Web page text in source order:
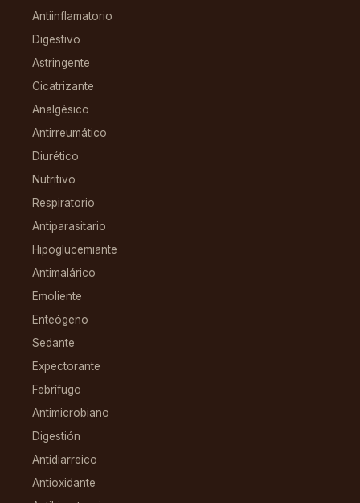
Antiinflamatorio
Digestivo
Astringente
Cicatrizante
Analgésico
Antirreumático
Diurético
Nutritivo
Respiratorio
Antiparasitario
Hipoglucemiante
Antimalárico
Emoliente
Enteógeno
Sedante
Expectorante
Febrífugo
Antimicrobiano
Digestión
Antidiarreico
Antioxidante